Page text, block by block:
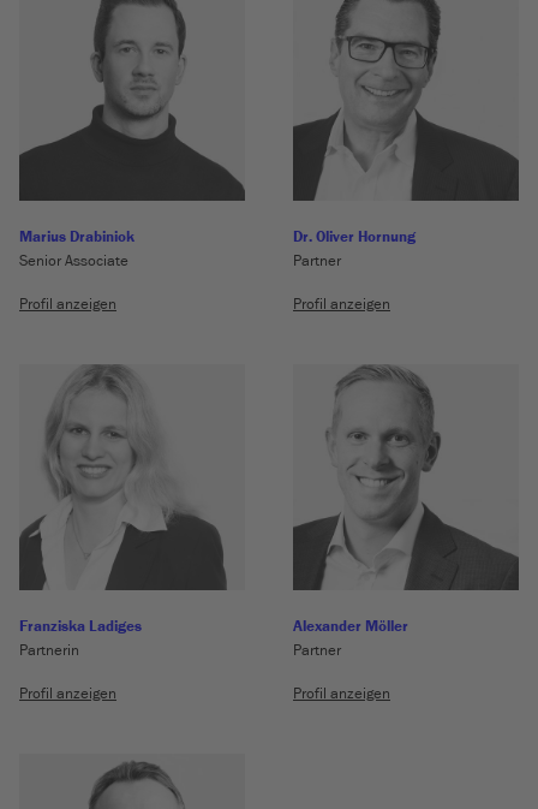
Marius Drabiniok
Senior Associate
Profil anzeigen
Dr. Oliver Hornung
Partner
Profil anzeigen
Franziska Ladiges
Partnerin
Profil anzeigen
Alexander Möller
Partner
Profil anzeigen